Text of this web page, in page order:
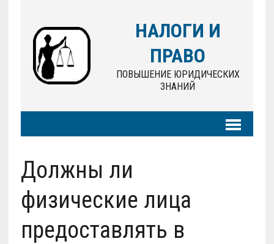
НАЛОГИ И
ПРАВО
ПОВЫШЕНИЕ ЮРИДИЧЕСКИХ
ЗНАНИЙ
Должны ли
физические лица
предоставлять в